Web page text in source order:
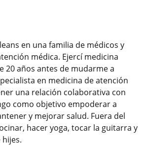
en una familia de médicos y
médica. Ejercí medicina
20 años antes de mudarme a
en medicina de atención
una relación colaborativa con
como objetivo empoderar a
y mejorar salud. Fuera del
hacer yoga, tocar la guitarra y